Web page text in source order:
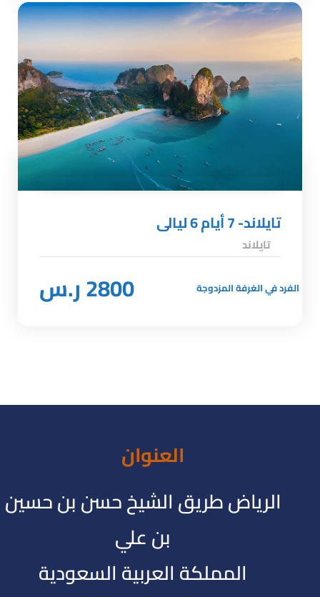
تايلاند- 7 أيام 6 ليالى
تايلاند
الفرد في الغرفة المزدوجة 2800 ر.س
العنوان
الرياض طريق الشيخ حسن بن حسين
بن علي
المملكة العربية السعودية